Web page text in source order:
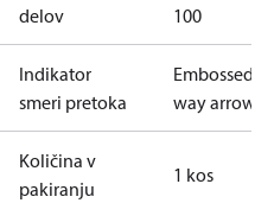
delov
100
Indikator
smeri pretoka
Embossed 1-
way arrow
Količina v
pakiranju
1 kos